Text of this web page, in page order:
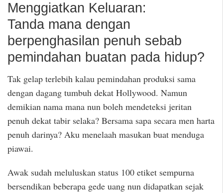
Menggiatkan Keluaran:
Tanda mana dengan
berpenghasilan penuh sebab
pemindahan buatan pada hidup?
Tak gelap terlebih kalau pemindahan produksi sama
dengan dagang tumbuh dekat Hollywood. Namun
demikian nama mana nun boleh mendeteksi jeritan
penuh dekat tabir selaka? Bersama sapa secara men harta
penuh darinya? Aku menelaah masukan buat menduga
piawai.
Awak sudah meluluskan status 100 etiket sempurna
bersendikan beberapa gede uang nun didapatkan sejak